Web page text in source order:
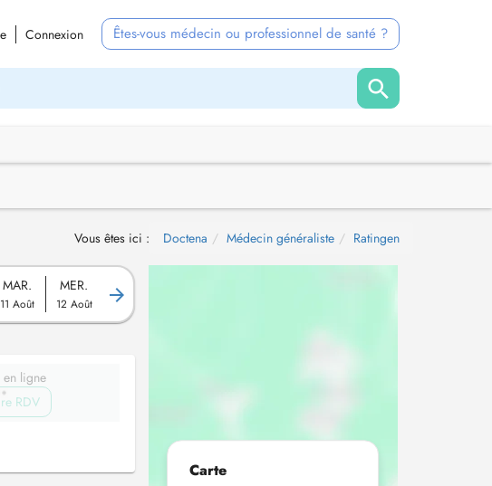
Connexion Êtes-vous médecin ou professionnel de santé ?
Vous êtes ici : Doctena Médecin généraliste Ratingen
MAR.
11 Août
MER.
12 Août
ligne
RDV
Carte